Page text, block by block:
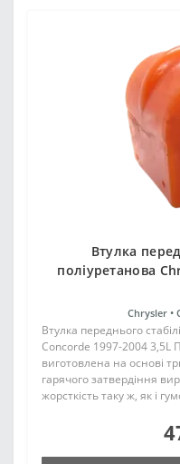
Втулка
поліуретанова
Chrysler •
Втулка переднього
Concorde 1997-2004 3,5L
виготовлена на основі
гарячого затвердіння
жорсткість таку ж, як і